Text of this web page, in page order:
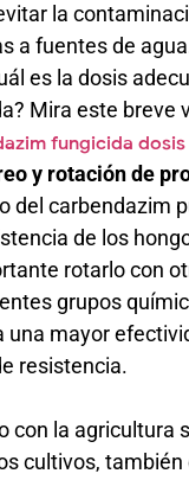
la
a fuentes de
es la dosis
Mira este breve
fungicida dosis
y rotación de
del carbendazim
de los
rotarlo con
grupos
una mayor
resistencia.
con la agricultura
cultivos, también